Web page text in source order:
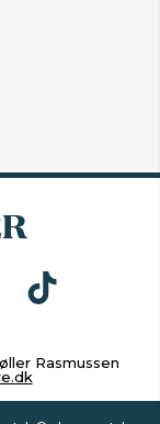
Rasmussen